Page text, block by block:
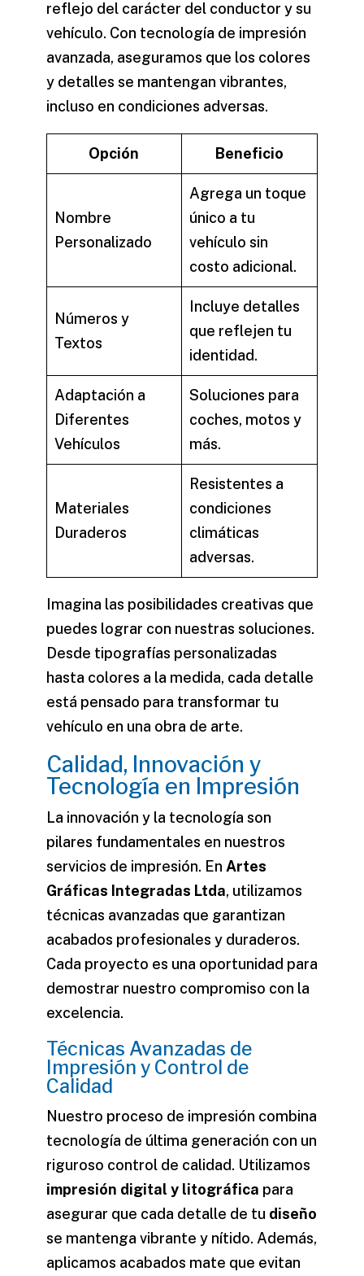
reflejo del carácter del conductor y su
vehículo. Con tecnología de impresión
avanzada, aseguramos que los colores
y detalles se mantengan vibrantes,
incluso en condiciones adversas.
Opción Beneficio
Nombre
Personalizado
Agrega un toque
único a tu
vehículo sin
costo adicional.
Números y
Textos
Incluye detalles
que reflejen tu
identidad.
Adaptación a
Diferentes
Vehículos
Soluciones para
coches, motos y
más.
Materiales
Duraderos
Resistentes a
condiciones
climáticas
adversas.
Imagina las posibilidades creativas que
puedes lograr con nuestras soluciones.
Desde tipografías personalizadas
hasta colores a la medida, cada detalle
está pensado para transformar tu
vehículo en una obra de arte.
Calidad, Innovación y
Tecnología en Impresión
La innovación y la tecnología son
pilares fundamentales en nuestros
servicios de impresión. En Artes
Gráficas Integradas Ltda, utilizamos
técnicas avanzadas que garantizan
acabados profesionales y duraderos.
Cada proyecto es una oportunidad para
demostrar nuestro compromiso con la
excelencia.
Técnicas Avanzadas de
Impresión y Control de
Calidad
Nuestro proceso de impresión combina
tecnología de última generación con un
riguroso control de calidad. Utilizamos
impresión digital y litográfica para
asegurar que cada detalle de tu diseño
se mantenga vibrante y nítido. Además,
aplicamos acabados mate que evitan